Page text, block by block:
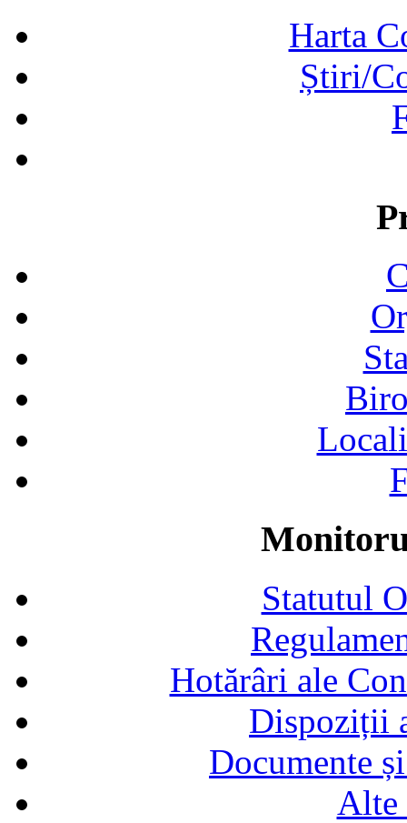
Harta
Știri/
Statutul
Hotărâri ale
Dispoziții
Documente
Alte